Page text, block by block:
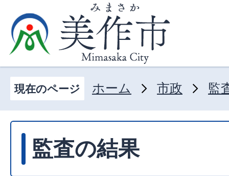
現在のページ ホーム 市政 監
監査の結果